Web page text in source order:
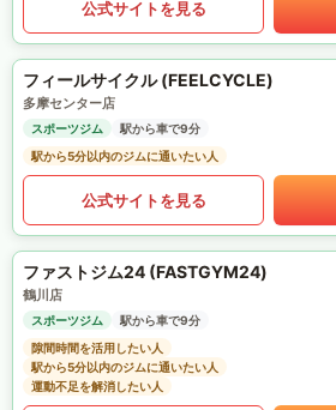
公式サイトを見る
フィールサイクル (FEELCYCLE)
多摩センター店
スポーツジム
駅から車で9分
駅から5分以内のジムに通いたい人
公式サイトを見る
ファストジム24 (FASTGYM24)
鶴川店
スポーツジム
駅から車で9分
隙間時間を活用したい人
駅から5分以内のジムに通いたい人
運動不足を解消したい人